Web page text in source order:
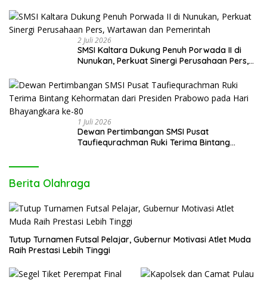
Arbitrage dan Penghindaran Pajak
2 Juli 2026
SMSI Kaltara Dukung Penuh Porwada II di
Nunukan, Perkuat Sinergi Perusahaan Pers,
1 Juli 2026
Dewan Pertimbangan SMSI Pusat
Taufiequrachman Ruki Terima Bintang
Berita Olahraga
Tutup Turnamen Futsal Pelajar, Gubernur Motivasi Atlet Muda
Raih Prestasi Lebih Tinggi